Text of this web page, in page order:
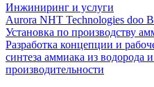
Инжиниринг и услуги
Aurora NHT Technologies doo
Установка по производству
Разработка концепции и
синтеза аммиака из водорода
производительности